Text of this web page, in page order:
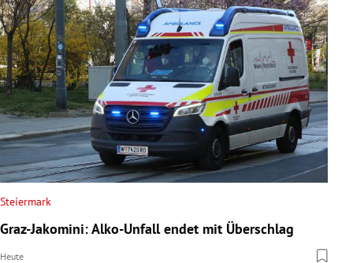
Steiermark
Graz-Jakomini: Alko-Unfall endet mit Überschlag
Heute